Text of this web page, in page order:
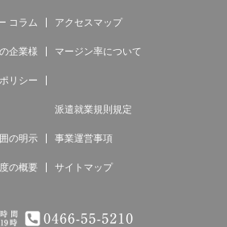
コラム アクセスマップ
企業様 マージン率について
リシー
派遣就業規則規定
の明示 事業運営事項
の概要 サイトマップ